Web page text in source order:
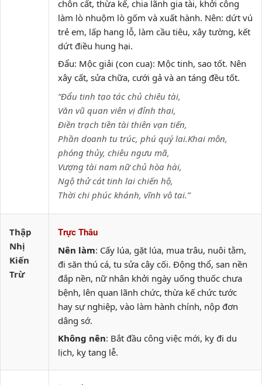
chôn cất, thừa kế, chia lãnh gia tài, khởi công
làm lò nhuộm lò gốm và xuất hành. Nên: dứt vú
trẻ em, lấp hang lỗ, làm cầu tiêu, xây tường, kết
dứt điều hung hại.
Đẩu: Mộc giải (con cua): Mộc tinh, sao tốt. Nên
xây cất, sửa chữa, cưới gả và an táng đều tốt.
“Đẩu tinh tạo tác chủ chiêu tài,
Văn vũ quan viên vị đỉnh thai,
Điền trạch tiền tài thiên vạn tiến,
Phần doanh tu trúc, phú quý lai.Khai môn,
phóng thủy, chiêu ngưu mã,
Vượng tài nam nữ chủ hòa hài,
Ngộ thử cát tinh lai chiến hộ,
Thời chi phúc khánh, vĩnh vô tai.”
Thập
Nhị
Kiến
Trừ
Trực Thâu
Nên làm: Cấy lúa, gặt lúa, mua trâu, nuôi tằm,
đi săn thú cá, tu sửa cây cối. Động thổ, san nền
đắp nền, nữ nhân khởi ngày uống thuốc chưa
bệnh, lên quan lãnh chức, thừa kế chức tước
hay sự nghiệp, vào làm hành chính, nộp đơn
dâng sớ.
Không nên: Bắt đầu công việc mới, kỵ đi du
lịch, kỵ tang lễ.